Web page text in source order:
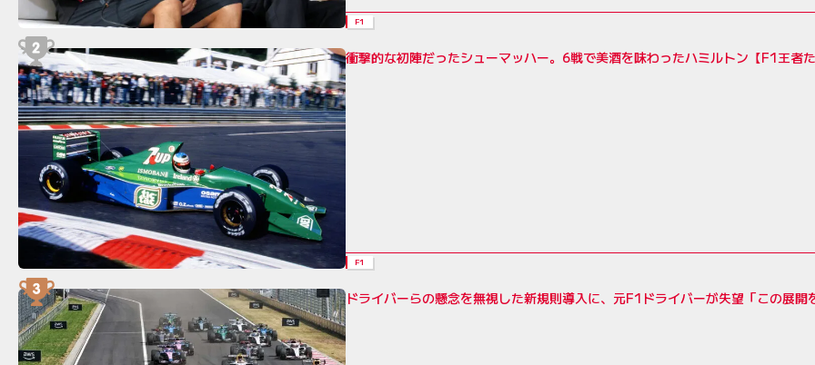
F1
衝撃的な初陣だったシューマッハー。6戦で美酒を味わったハミルトン【F1王者
F1
ドライバーらの懸念を無視した新規則導入に、元F1ドライバーが失望「この展開